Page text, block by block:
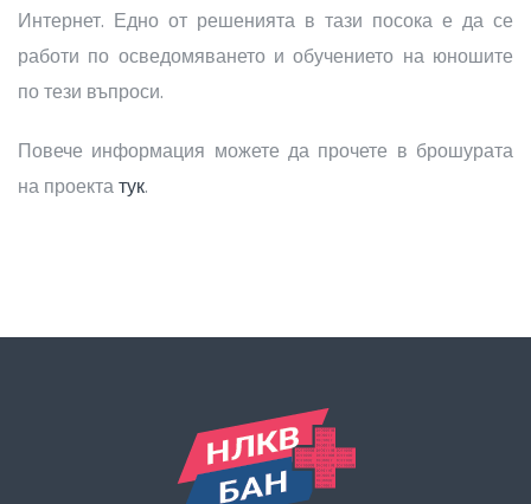
Интернет. Едно от решенията в тази посока е да се
работи по осведомяването и обучението на юношите
по тези въпроси.
Повече информация можете да прочете в брошурата
на проектатук.